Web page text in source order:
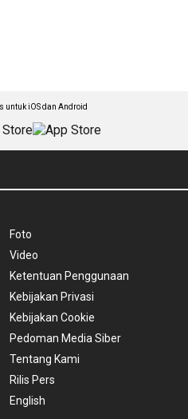
untuk iOS dan Android
Foto
Video
Ketentuan Penggunaan
Kebijakan Privasi
Kebijakan Cookie
Pedoman Media Siber
Tentang Kami
Rilis Pers
English